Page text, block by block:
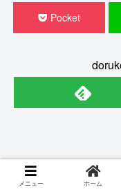
Pocket
メニュー ホーム